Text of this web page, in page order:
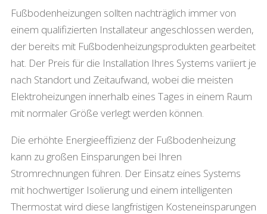
Fußbodenheizungen sollten nachträglich immer von
einem qualifizierten Installateur angeschlossen werden,
der bereits mit Fußbodenheizungsprodukten gearbeitet
hat. Der Preis für die Installation Ihres Systems variiert je
nach Standort und Zeitaufwand, wobei die meisten
Elektroheizungen innerhalb eines Tages in einem Raum
mit normaler Größe verlegt werden können.
Die erhöhte Energieeffizienz der Fußbodenheizung
kann zu großen Einsparungen bei Ihren
Stromrechnungen führen. Der Einsatz eines Systems
mit hochwertiger Isolierung und einem intelligenten
Thermostat wird diese langfristigen Kosteneinsparungen